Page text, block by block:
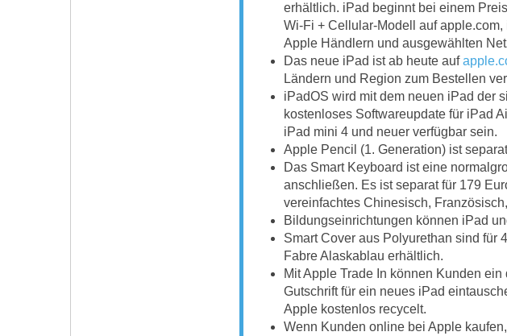
erhältlich. iPad beginnt bei einem
Wi-Fi + Cellular-Modell auf
Apple Händlern und ausgewählten
Das neue iPad ist ab heute auf
Ländern und Region zum Bestellen
iPadOS wird mit dem neuen iPad der
kostenloses Softwareupdate für iPad
iPad mini 4 und neuer verfügbar sein.
Apple Pencil (1. Generation) ist
Das Smart Keyboard ist eine
anschließen. Es ist separat für 179
vereinfachtes Chinesisch,
Bildungseinrichtungen können iPad
Smart Cover aus Polyurethan sind für
Fabre Alaskablau erhältlich.
Mit Apple Trade In können Kunden
Gutschrift für ein neues iPad
Apple kostenlos recycelt.
Wenn Kunden online bei Apple